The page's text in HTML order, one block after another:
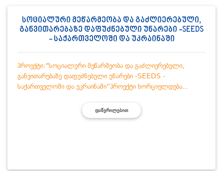
სოციალური მეწარმეობა და გაძლიერებული,
განვითარებაზე დაფუძნებული უნარები -SEEDS
- საქართველოში და უკრაინაში
პროექტი:"სოციალური მეწარმეობა და გაძლიერებული,
განვითარებაზე დაფუძნებული უნარები -SEEDS -
საქართველოში და უკრაინაში“პროექტი ხორციელდება...
ᲓᲐᲬᲕᲠᲘᲚᲔᲑᲘᲗ